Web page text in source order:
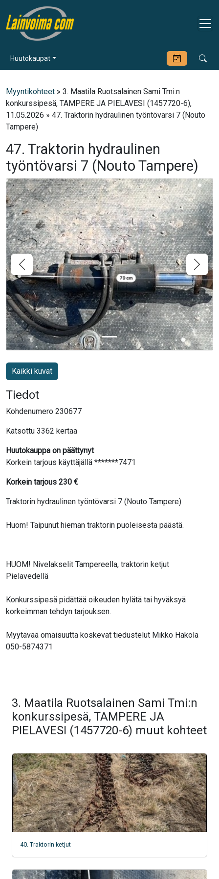
Huutokaupat
Myyntikohteet » 3. Maatila Ruotsalainen Sami Tmi:n
konkurssipesä, TAMPERE JA PIELAVESI (1457720-6),
11.05.2026 » 47. Traktorin hydraulinen työntövarsi 7 (Nouto
Tampere)
47. Traktorin hydraulinen
työntövarsi 7 (Nouto Tampere)
Kaikki kuvat
Tiedot
Kohdenumero 230677
Katsottu 3362 kertaa
Huutokauppa on päättynyt
Korkein tarjous käyttäjällä *******7471
Korkein tarjous 230 €
Traktorin hydraulinen työntövarsi 7 (Nouto Tampere)
Huom! Taipunut hieman traktorin puoleisesta päästä.
HUOM! Nivelakselit Tampereella, traktorin ketjut
Pielavedellä
Konkurssipesä pidättää oikeuden hylätä tai hyväksyä
korkeimman tehdyn tarjouksen.
Myytävää omaisuutta koskevat tiedustelut Mikko Hakola
050-5874371
3. Maatila Ruotsalainen Sami Tmi:n
konkurssipesä, TAMPERE JA
PIELAVESI (1457720-6) muut kohteet
40. Traktorin ketjut